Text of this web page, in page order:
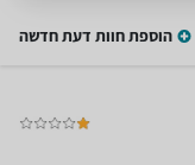
הוספת חוות דעת חדשה